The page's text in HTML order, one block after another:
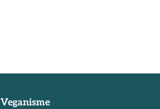
Veganisme